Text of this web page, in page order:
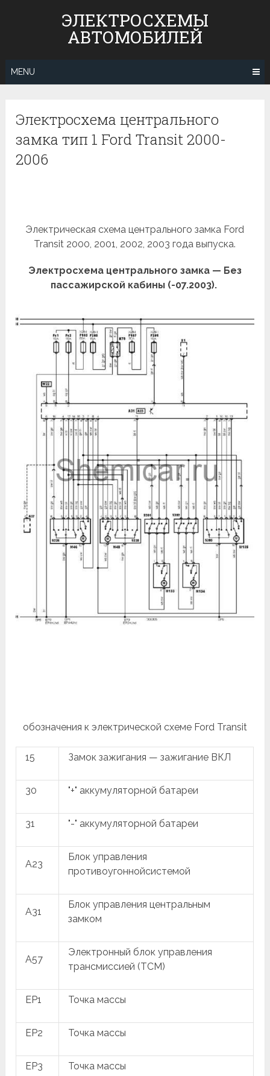
ЭЛЕКТРОСХЕМЫ
АВТОМОБИЛЕЙ
MENU
Электросхема центрального
замка тип 1 Ford Transit 2000-
2006
Электрическая схема центрального замка Ford
Transit 2000, 2001, 2002, 2003 года выпуска.
Электросхема центрального замка — Без
пассажирской кабины (-07.2003).
обозначения к электрической схеме Ford Transit
15 Замок зажигания — зажигание ВКЛ
30 "+" аккумуляторной батареи
31 "-" аккумуляторной батареи
A23
Блок управления
противоугоннойсистемой
A31
Блок управления центральным
замком
A57
Электронный блок управления
трансмиссией (TCM)
EP1 Точка массы
EP2 Точка массы
EP3 Точка массы